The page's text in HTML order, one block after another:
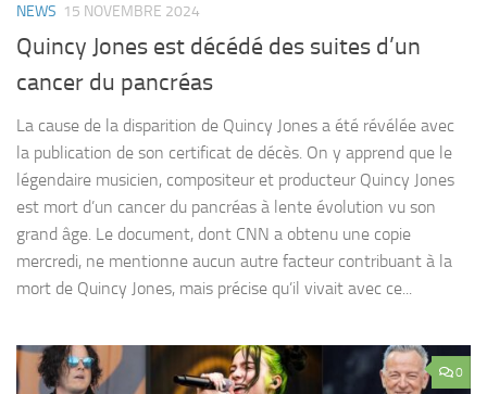
NEWS 15 NOVEMBRE 2024
Quincy Jones est décédé des suites d’un
cancer du pancréas
La cause de la disparition de Quincy Jones a été révélée avec
la publication de son certificat de décès. On y apprend que le
légendaire musicien, compositeur et producteur Quincy Jones
est mort d’un cancer du pancréas à lente évolution vu son
grand âge. Le document, dont CNN a obtenu une copie
mercredi, ne mentionne aucun autre facteur contribuant à la
mort de Quincy Jones, mais précise qu’il vivait avec ce...
0